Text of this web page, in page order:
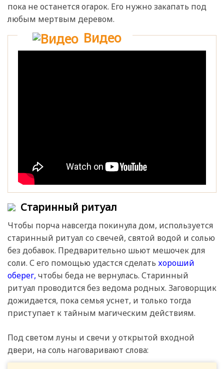
пока не останется огарок. Его нужно закапать под
любым мертвым деревом.
Видео
Старинный ритуал
Чтобы порча навсегда покинула дом, используется
старинный ритуал со свечей, святой водой и солью
без добавок. Предварительно шьют мешочек для
соли. С его помощью удастся сделать хороший
оберег, чтобы беда не вернулась. Старинный
ритуал проводится без ведома родных. Заговорщик
дожидается, пока семья уснет, и только тогда
приступает к тайным магическим действиям.
Под светом луны и свечи у открытой входной
двери, на соль наговаривают слова: